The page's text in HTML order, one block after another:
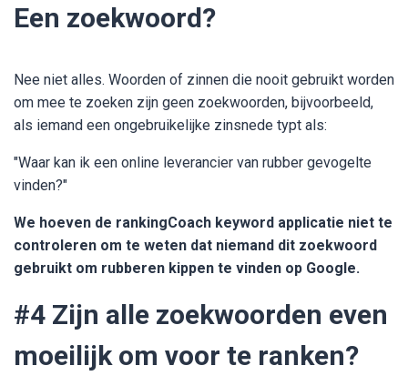
Een zoekwoord?
Nee niet alles. Woorden of zinnen die nooit gebruikt worden
om mee te zoeken zijn geen zoekwoorden, bijvoorbeeld,
als iemand een ongebruikelijke zinsnede typt als:
"Waar kan ik een online leverancier van rubber gevogelte
vinden?"
We hoeven de rankingCoach keyword applicatie niet te
controleren om te weten dat niemand dit zoekwoord
gebruikt om rubberen kippen te vinden op Google.
#4 Zijn alle zoekwoorden even
moeilijk om voor te ranken?